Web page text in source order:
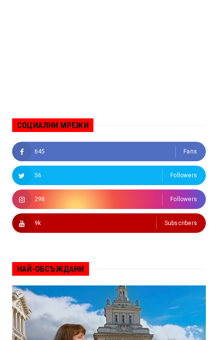
СОЦИАЛНИ МРЕЖИ
645 Fans
56 Followers
298 Followers
9k Subscribers
НАЙ-ОБСЪЖДАНИ